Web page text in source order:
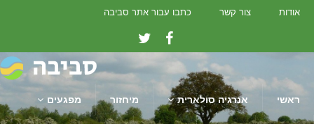
אודות צור קשר כתבו עבור אתר סביבה
ראשי אנרגיה סולארית מיחזור מפגעים